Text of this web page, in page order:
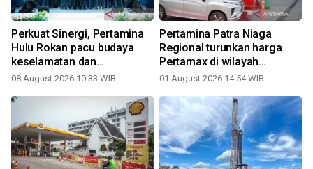
Perkuat Sinergi, Pertamina
Hulu Rokan pacu budaya
keselamatan dan
profesionalisme kontraktor
08 August 2026 10:33 WIB
Pertamina Patra Niaga
Regional turunkan harga
Pertamax di wilayah
Sumbagut mulai 1 Agustus
01 August 2026 14:54 WIB